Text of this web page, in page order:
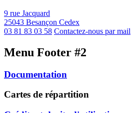
9 rue Jacquard
25043 Besançon Cedex
03 81 83 03 58 Contactez-nous par mail
Menu Footer #2
Documentation
Cartes de répartition